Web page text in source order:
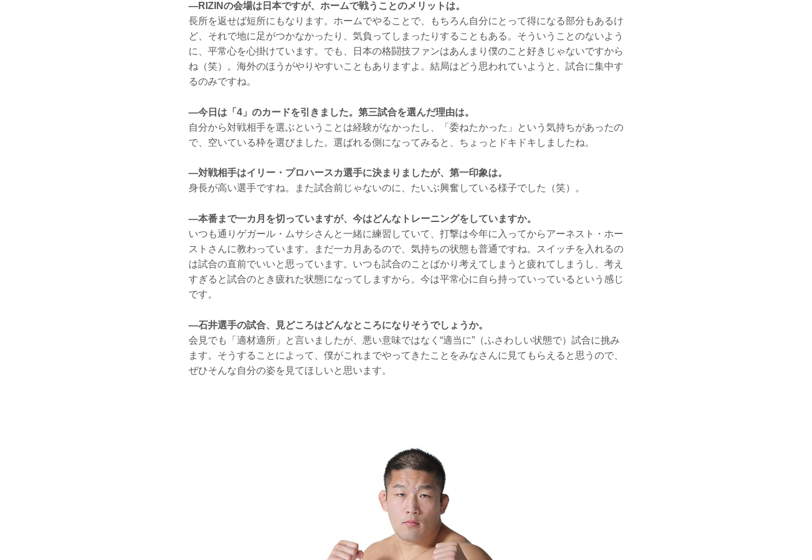
—RIZINの会場は日本ですが、ホームで戦うことのメリットは。
長所を返せば短所にもなります。ホームでやることで、もちろん自分にとって得になる部分もあるけ
ど、それで地に足がつかなかったり、気負ってしまったりすることもある。そういうことのないよう
に、平常心を心掛けています。でも、日本の格闘技ファンはあんまり僕のこと好きじゃないですから
ね（笑）。海外のほうがやりやすいこともありますよ。結局はどう思われていようと、試合に集中す
るのみですね。
—今日は「4」のカードを引きました。第三試合を選んだ理由は。
自分から対戦相手を選ぶということは経験がなかったし、「委ねたかった」という気持ちがあったの
で、空いている枠を選びました。選ばれる側になってみると、ちょっとドキドキしましたね。
—対戦相手はイリー・プロハースカ選手に決まりましたが、第一印象は。
身長が高い選手ですね。また試合前じゃないのに、たいぶ興奮している様子でした（笑）。
—本番まで一カ月を切っていますが、今はどんなトレーニングをしていますか。
いつも通りゲガール・ムサシさんと一緒に練習していて、打撃は今年に入ってからアーネスト・ホー
ストさんに教わっています。まだ一カ月あるので、気持ちの状態も普通ですね。スイッチを入れるの
は試合の直前でいいと思っています。いつも試合のことばかり考えてしまうと疲れてしまうし、考え
すぎると試合のとき疲れた状態になってしますから。今は平常心に自ら持っていっているという感じ
です。
—石井選手の試合、見どころはどんなところになりそうでしょうか。
会見でも「適材適所」と言いましたが、悪い意味ではなく“適当に”（ふさわしい状態で）試合に挑み
ます。そうすることによって、僕がこれまでやってきたことをみなさんに見てもらえると思うので、
ぜひそんな自分の姿を見てほしいと思います。